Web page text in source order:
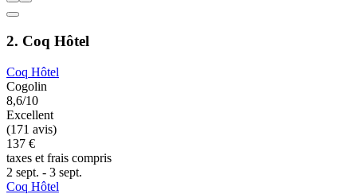
2. Coq Hôtel
Coq Hôtel
Cogolin
8,6/10
Excellent
(171 avis)
137 €
taxes et frais compris
2 sept. - 3 sept.
Coq Hôtel